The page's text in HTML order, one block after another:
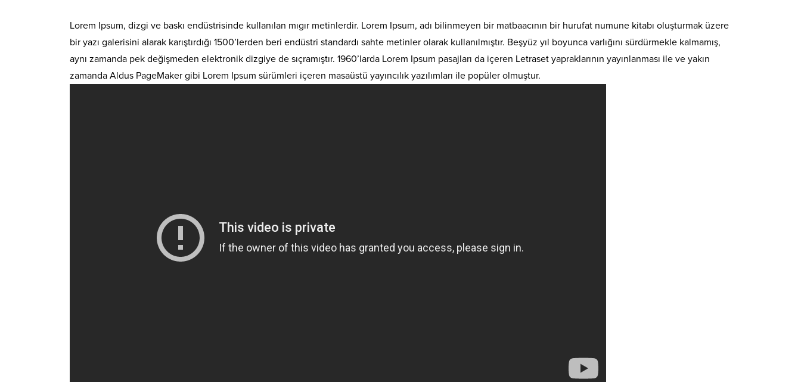
Lorem Ipsum, dizgi ve baskı endüstrisinde kullanılan mıgır metinlerdir. Lorem Ipsum, adı bilinmeyen bir matbaacının bir hurufat numune kitabı oluşturmak üzere
bir yazı galerisini alarak karıştırdığı 1500’lerden beri endüstri standardı sahte metinler olarak kullanılmıştır. Beşyüz yıl boyunca varlığını sürdürmekle kalmamış,
aynı zamanda pek değişmeden elektronik dizgiye de sıçramıştır. 1960’larda Lorem Ipsum pasajları da içeren Letraset yapraklarının yayınlanması ile ve yakın
zamanda Aldus PageMaker gibi Lorem Ipsum sürümleri içeren masaüstü yayıncılık yazılımları ile popüler olmuştur.